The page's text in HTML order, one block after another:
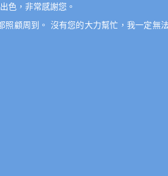
色，非常感謝您。
顧周到。 沒有您的大力幫忙，我一定無